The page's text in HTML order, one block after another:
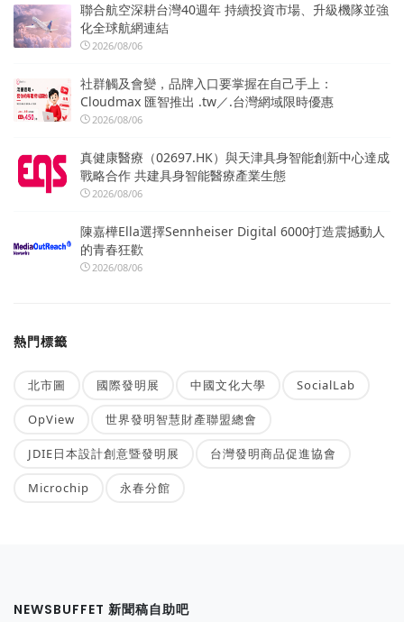
聯合航空深耕台灣40週年 持續投資市場、升級機隊並強
化全球航網連結
2026/08/06
社群觸及會變，品牌入口要掌握在自己手上：
Cloudmax 匯智推出 .tw／.台灣網域限時優惠
2026/08/06
真健康醫療（02697.HK）與天津具身智能創新中心達成
戰略合作 共建具身智能醫療產業生態
2026/08/06
陳嘉樺Ella選擇Sennheiser Digital 6000打造震撼動人
的青春狂歡
2026/08/06
熱門標籤
北市圖 國際發明展 中國文化大學 SocialLab
OpView 世界發明智慧財產聯盟總會
JDIE日本設計創意暨發明展 台灣發明商品促進協會
Microchip 永春分館
NEWSBUFFET 新聞稿自助吧